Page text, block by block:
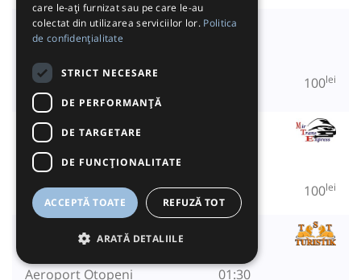
Autovip
Galati
Aeroport Otopeni
100lei
Mirtrans Express
Galati
Aeroport Otopeni
100lei
Transport & Transfer by TST Turistik
Aeroport Otopeni
01:30
care le-ați furnizat sau pe care le-au
colectat din utilizarea serviciilor lor. Politica
de confidențialitate
STRICT NECESARE
DE PERFORMANȚĂ
DE TARGETARE
DE FUNCŢIONALITATE
ACCEPTĂ TOATE REFUZĂ TOT
ARATĂ DETALIILE